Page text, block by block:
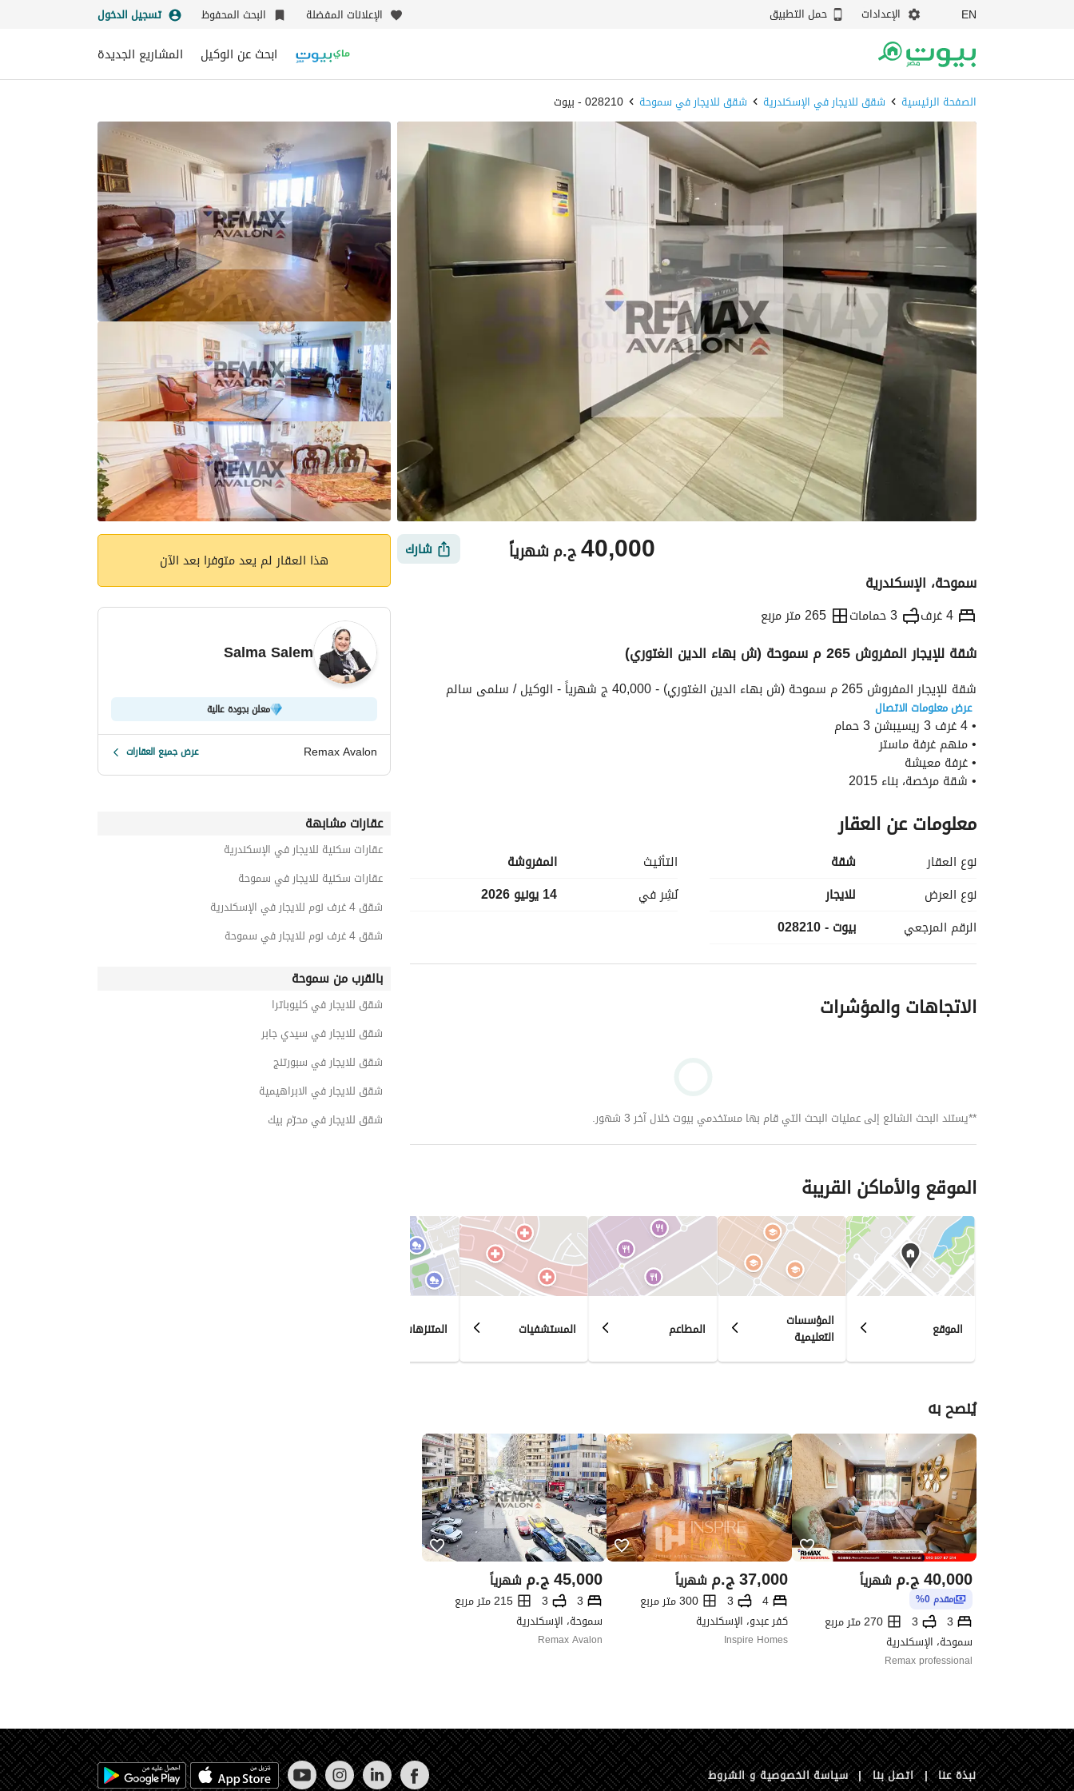
EN الإعدادات حمل التطبيق الإعلانات المفضلة البحث المحفوظ تسجيل الدخول
ابحث عن الوكيل المشاريع الجديدة
الصفحة الرئيسية شقق للايجار في الإسكندرية شقق للايجار في سموحة 028210 - بيوت
ج.م40,000 شهرياً شارك
سموحة، الإسكندرية
4 غرف 3 حمامات 265 متر مربع
الاتجاهات والمؤشرات
شقة للإيجار المفروش 265 م سموحة (ش بهاء الدين الغتوري)
شقة للإيجار المفروش 265 م سموحة (ش بهاء الدين الغتوري) - 40,000 ج شهرياً - الوكيل / سلمى سالم
عرض معلومات الاتصال
•‏ 4 غرف 3 ريسيبشن 3 حمام
• منهم غرفة ماستر
• غرفة معيشة
•‏ شقة مرخصة، بناء 2015
•‏ دور مميز
•‏ يوجد نماذج أخرى بأدوار مختلفة في نفس العقار
•‏ الشقة مكيفة بالكامل
• شروط التعاقد : (شهرين مقدم + شهرين تأمين + شهر عمولة)
• كود : 028210
• واتس اب: https://wa. me/2
_________________________________________
معلومات عن العقار
نوع العقار
شقة
نوع العرض
للايجار
الرقم المرجعي
بيوت - 028210
التأثيث
المفروشة
نُشِر في
14 يونيو 2026
الاتجاهات والمؤشرات
**يستند البحث الشائع إلى عمليات البحث التي قام بها مستخدمي بيوت خلال آخر 3 شهور.
الموقع والأماكن القريبة
الموقع المؤسسات
التعليمية المطاعم المستشفيات المتنزهات
يُنصح به
ج.م40,000 شهرياً
مقدم 0%
3
3
270 متر مربع
سموحة، الإسكندرية
Remax professional
ج.م37,000 شهرياً
4
3
300 متر مربع
كفر عبدو، الإسكندرية
Inspire Homes
ج.م45,000 شهرياً
3
3
215 متر مربع
سموحة، الإسكندرية
Remax Avalon
هذا العقار لم يعد متوفرا بعد الآن
Salma Salem
معلن بجودة عالية
Remax Avalon عرض جميع العقارات
عقارات مشابهة
عقارات سكنية للايجار في الإسكندرية
عقارات سكنية للايجار في سموحة
شقق 4 غرف نوم للايجار في الإسكندرية
شقق 4 غرف نوم للايجار في سموحة
بالقرب من سموحة
شقق للايجار في كليوباترا
شقق للايجار في سيدي جابر
شقق للايجار في سبورتنج
شقق للايجار في الابراهيمية
شقق للايجار في محرّم بيك
نبذة عنا | اتصل بنا | سياسة الخصوصية و الشروط